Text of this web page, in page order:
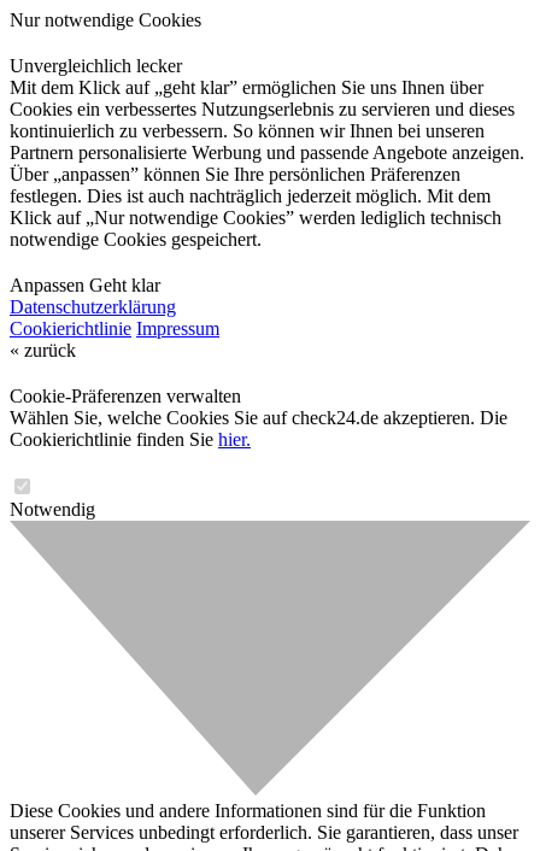
Nur notwendige Cookies
Unvergleichlich lecker
Mit dem Klick auf „geht klar” ermöglichen Sie uns Ihnen über
Cookies ein verbessertes Nutzungserlebnis zu servieren und dieses
kontinuierlich zu verbessern. So können wir Ihnen bei unseren
Partnern personalisierte Werbung und passende Angebote anzeigen.
Über „anpassen” können Sie Ihre persönlichen Präferenzen
festlegen. Dies ist auch nachträglich jederzeit möglich. Mit dem
Klick auf „Nur notwendige Cookies” werden lediglich technisch
notwendige Cookies gespeichert.
Anpassen Geht klar
Datenschutzerklärung
Cookierichtlinie Impressum
« zurück
Cookie-Präferenzen verwalten
Wählen Sie, welche Cookies Sie auf check24.de akzeptieren. Die
Cookierichtlinie finden Sie hier.
Notwendig
Diese Cookies und andere Informationen sind für die Funktion
unserer Services unbedingt erforderlich. Sie garantieren, dass unser